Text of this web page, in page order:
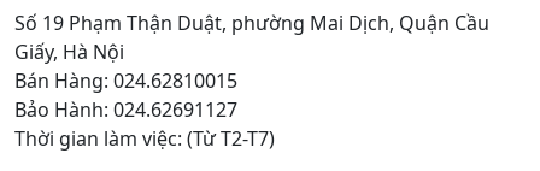
Số 19 Phạm Thận Duật, phường Mai Dịch, Quận Cầu
Giấy, Hà Nội
Bán Hàng: 024.62810015
Bảo Hành: 024.62691127
Thời gian làm việc: (Từ T2-T7)